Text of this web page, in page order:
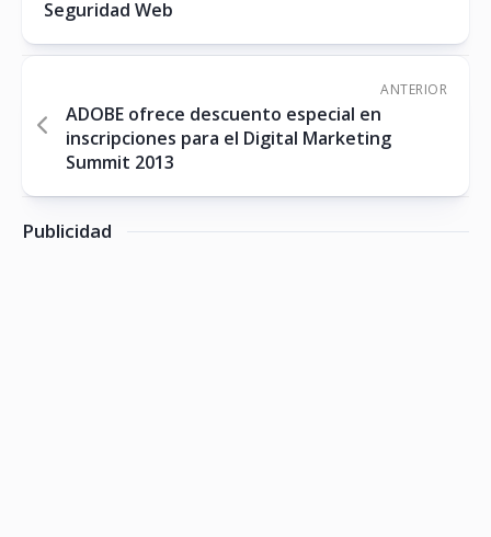
Seguridad Web
ANTERIOR
ADOBE ofrece descuento especial en
inscripciones para el Digital Marketing
Summit 2013
Publicidad